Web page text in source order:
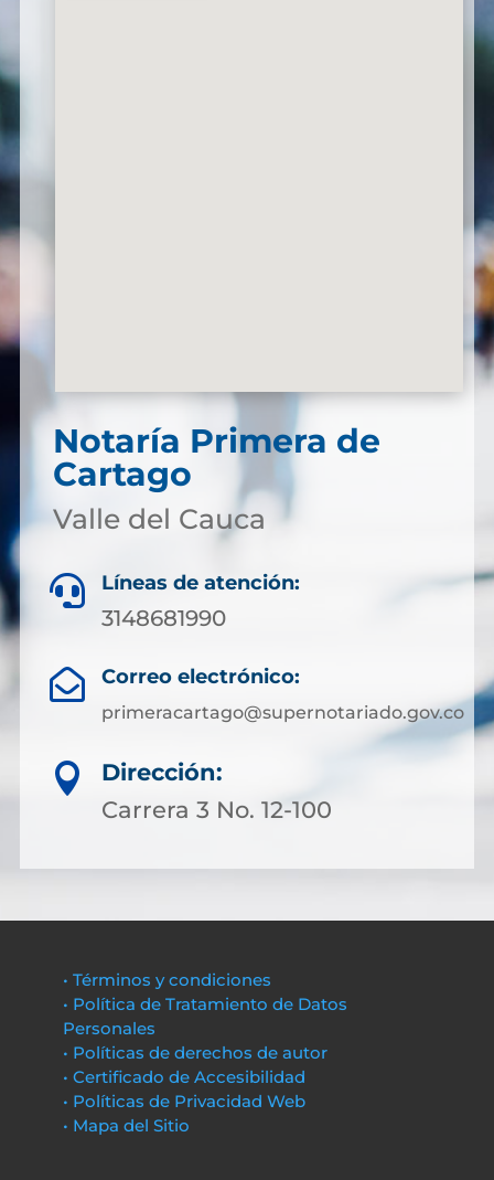
Notaría Primera de
Cartago
Valle del Cauca
 Líneas de atención:
3148681990
 Correo electrónico:
primeracartago@supernotariado.gov.co

Dirección:
Carrera 3 No. 12-100
• Términos y condiciones
• Política de Tratamiento de Datos
Personales
• Políticas de derechos de autor
• Certificado de Accesibilidad
• Políticas de Privacidad Web
• Mapa del Sitio